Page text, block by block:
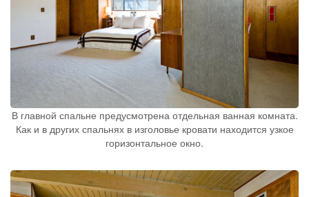
В главной спальне предусмотрена отдельная ванная комната.
Как и в других спальнях в изголовье кровати находится узкое
горизонтальное окно.